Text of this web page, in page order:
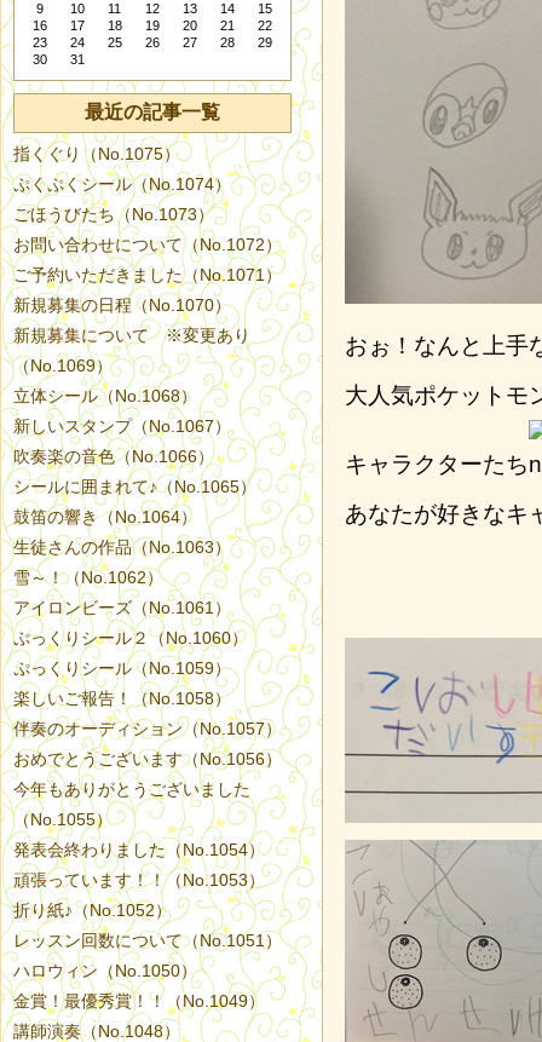
おぉ！なんと上手
大人気ポケット
キャラクターたち
あなたが好きなキ
9
10 11 12 13 14
15
16
17 18 19 20 21
22
23
24 25 26 27 28
29
30
31
最近の記事一覧
指くぐり（No.1075）
ぷくぷくシール（No.1074）
ごほうびたち（No.1073）
お問い合わせについて（No.1072）
ご予約いただきました（No.1071）
新規募集の日程（No.1070）
新規募集について ※変更あり
（No.1069）
立体シール（No.1068）
新しいスタンプ（No.1067）
吹奏楽の音色（No.1066）
シールに囲まれて♪（No.1065）
鼓笛の響き（No.1064）
生徒さんの作品（No.1063）
雪～！（No.1062）
アイロンビーズ（No.1061）
ぷっくりシール２（No.1060）
ぷっくりシール（No.1059）
楽しいご報告！（No.1058）
伴奏のオーディション（No.1057）
おめでとうございます（No.1056）
今年もありがとうございました
（No.1055）
発表会終わりました（No.1054）
頑張っています！！（No.1053）
折り紙♪（No.1052）
レッスン回数について（No.1051）
ハロウィン（No.1050）
金賞！最優秀賞！！（No.1049）
講師演奏（No.1048）